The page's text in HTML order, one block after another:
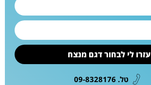
עזרו לי לבחור דגם מנצח
טל. 09-8328176